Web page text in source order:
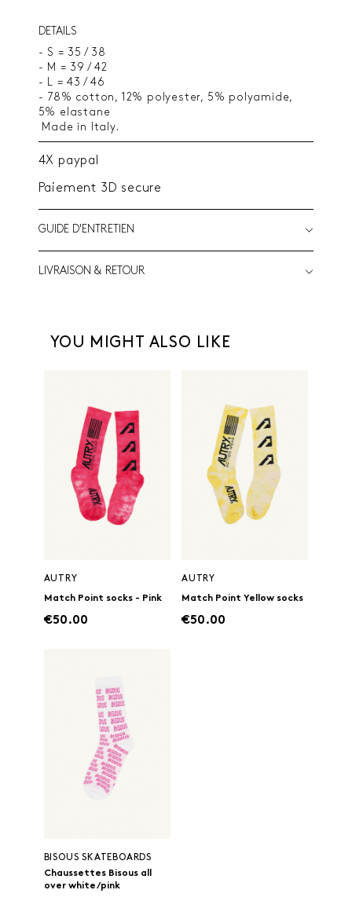
DETAILS
- S = 35 / 38
- M = 39 / 42
- L = 43 / 46
- 78% cotton, 12% polyester, 5% polyamide,
5% elastane
Made in Italy.
4X paypal
Paiement 3D secure
GUIDE D'ENTRETIEN
LIVRAISON & RETOUR
YOU MIGHT ALSO LIKE
AUTRY
Match Point socks - Pink
€50.00
AUTRY
Match Point Yellow socks
€50.00
BISOUS SKATEBOARDS
Chaussettes Bisous all
over white/pink